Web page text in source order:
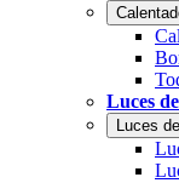
Luces
Luces